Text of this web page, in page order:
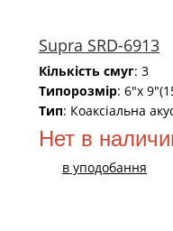
Supra SRD-6913
Кількість смуг: 3
Типорозмір: 6"x
Тип: Коаксіальна
Нет в
в уподобання